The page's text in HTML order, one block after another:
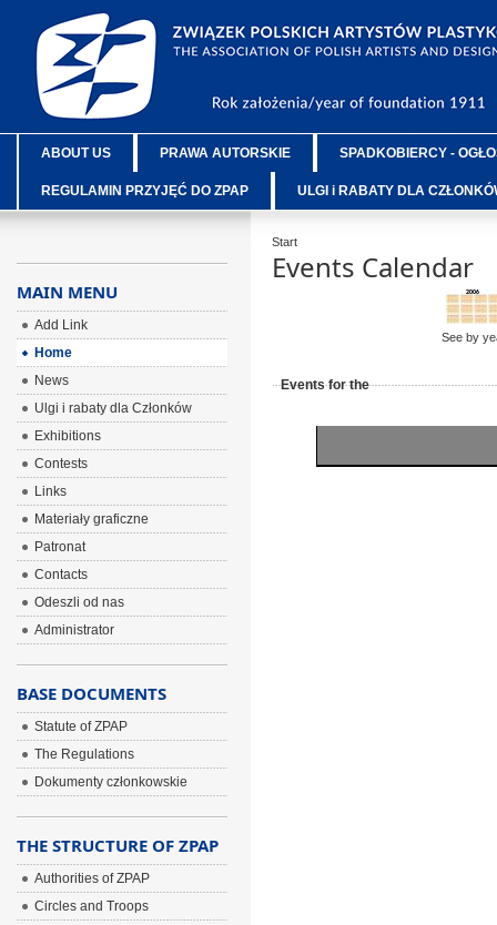
ABOUT US PRAWA AUTORSKIE SPADKOBIERCY -
REGULAMIN PRZYJĘĆ DO ZPAP ULGI i RABATY DLA
Start
Events Calendar
See by
Events for the
MAIN MENU
Add Link
Home
News
Ulgi i rabaty dla Członków
Exhibitions
Contests
Links
Materiały graficzne
Patronat
Contacts
Odeszli od nas
Administrator
BASE DOCUMENTS
Statute of ZPAP
The Regulations
Dokumenty członkowskie
THE STRUCTURE OF ZPAP
Authorities of ZPAP
Circles and Troops